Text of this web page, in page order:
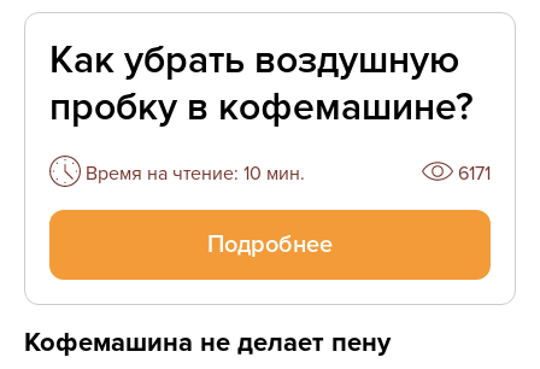
Как убрать воздушную
пробку в кофемашине?
Время на чтение: 10 мин. 6171
Подробнее
Кофемашина не делает пену